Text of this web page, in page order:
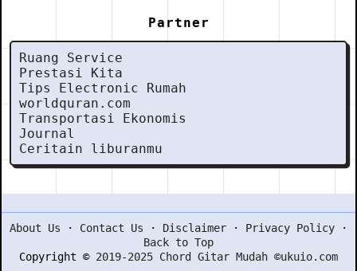
Partner
Ruang Service
Prestasi Kita
Tips Electronic Rumah
worldquran.com
Transportasi Ekonomis
Journal
Ceritain liburanmu
About Us · Contact Us · Disclaimer · Privacy Policy ·
Back to Top
Copyright © 2019-2025 Chord Gitar Mudah ©ukuio.com